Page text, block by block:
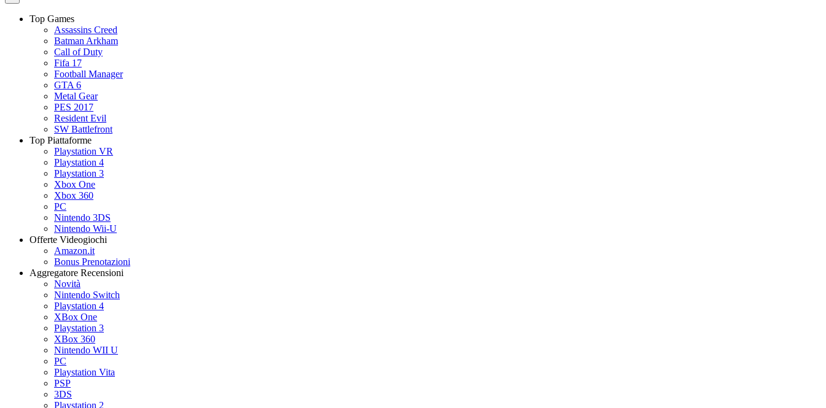
Top Games
Assassins Creed
Batman Arkham
Call of Duty
Fifa 17
Football Manager
GTA 6
Metal Gear
PES 2017
Resident Evil
SW Battlefront
Top Piattaforme
Playstation VR
Playstation 4
Playstation 3
Xbox One
Xbox 360
PC
Nintendo 3DS
Nintendo Wii-U
Offerte Videogiochi
Amazon.it
Bonus Prenotazioni
Aggregatore Recensioni
Novità
Nintendo Switch
Playstation 4
XBox One
Playstation 3
XBox 360
Nintendo WII U
PC
Playstation Vita
PSP
3DS
Playstation 2